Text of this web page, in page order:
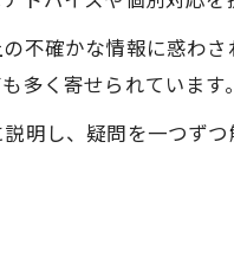
不確かな情報に惑わさ
多く寄せられています。
明し、疑問を一つず